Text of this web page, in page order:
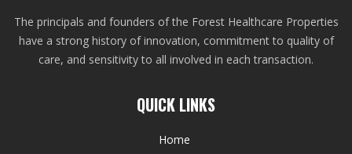
The principals and founders of the Forest Healthcare Properties
have a strong history of innovation, commitment to quality of
care, and sensitivity to all involved in each transaction.
QUICK LINKS
Home